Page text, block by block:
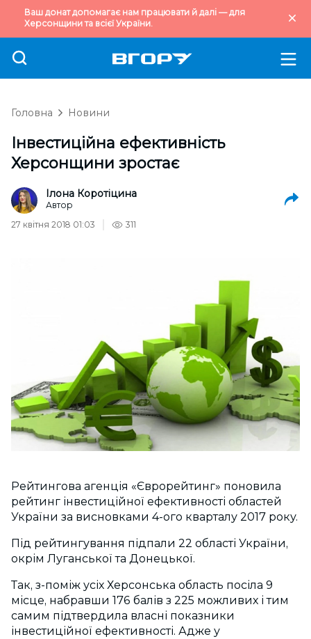
Ваш донат допомагає нам працювати й далі — для
Херсонщини та всієї України.
Головна Новини
Інвестиційна ефективність
Херсонщини зростає
Ілона Коротіцина
Автор
27 квітня 2018 01:03
311
Рейтингова агенція «Єврорейтинг» поновила
рейтинг інвестиційної ефективності областей
України за висновками 4-ого кварталу 2017 року.
Під рейтингування підпали 22 області України,
окрім Луганської та Донецької.
Так, з-поміж усіх Херсонська область посіла 9
місце, набравши 176 балів з 225 можливих і тим
самим підтвердила власні показники
інвестиційної ефективності. Адже у